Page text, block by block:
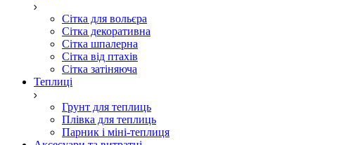
Сітка для вольєра
Сітка декоративна
Сітка шпалерна
Сітка від птахів
Сітка затіняюча
Теплиці
Грунт для теплиць
Плівка для теплиць
Парник і міні-теплиця